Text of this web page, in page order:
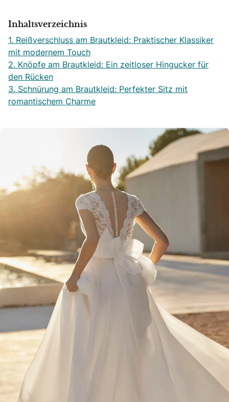
Inhaltsverzeichnis
1. Reißverschluss am Brautkleid: Praktischer Klassiker
mit modernem Touch
2. Knöpfe am Brautkleid: Ein zeitloser Hingucker für
den Rücken
3. Schnürung am Brautkleid: Perfekter Sitz mit
romantischem Charme